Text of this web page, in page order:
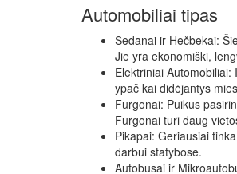
Automobiliai tipas
Sedanai ir Hečbekai:
Jie yra ekonomiški,
Elektriniai
ypač kai didėjantys
Furgonai: Puikus
Furgonai turi daug
Pikapai: Geriausiai
darbui statybose.
Autobusai ir